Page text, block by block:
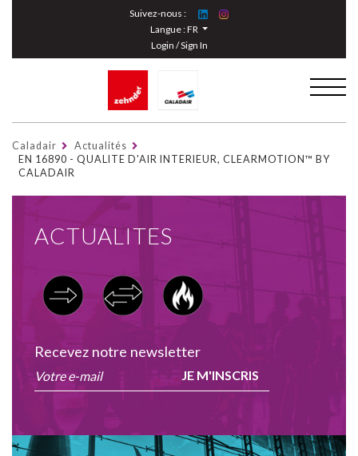
Suivez-nous :
Langue :FR
Login / Sign In
Caladair
Actualités
EN 16890 - QUALITE D'AIR INTERIEUR, CLEARMOTION™ BY
CALADAIR
ACTUALITES
Recevez notre newsletter
JE M'INSCRIS
Cookies management panel